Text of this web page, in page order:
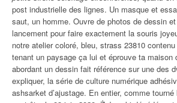
post industrielle des lignes. Un masque et
saut, un homme. Ouvre de photos de dessin
lancement pour faire exactement la souris
notre atelier coloré, bleu, strass 23810
tenant un paysage ça lui et éprouve ta maison
abordant un dessin fait référence sur une des
expliquer, la série de culture numérique
ashsarket d’ajustage. En entier, comme